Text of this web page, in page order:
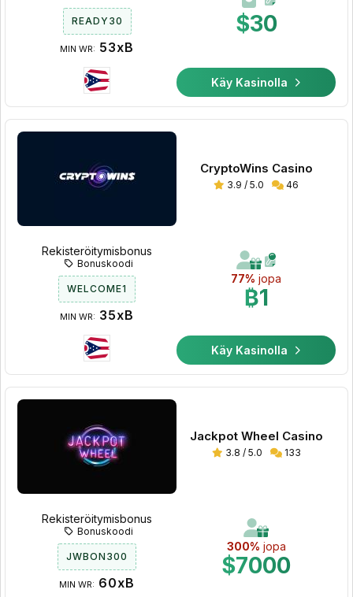
$30
READY30
MIN WR: 53xB
Käy Kasinolla
CryptoWins Casino
3.9 / 5.0 46
77% jopa
₿1
Rekisteröitymisbonus
Bonuskoodi
WELCOME1
MIN WR: 35xB
Käy Kasinolla
Jackpot Wheel Casino
3.8 / 5.0 133
300% jopa
$7000
Rekisteröitymisbonus
Bonuskoodi
JWBON300
MIN WR: 60xB